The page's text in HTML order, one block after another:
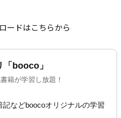
ードはこちらから